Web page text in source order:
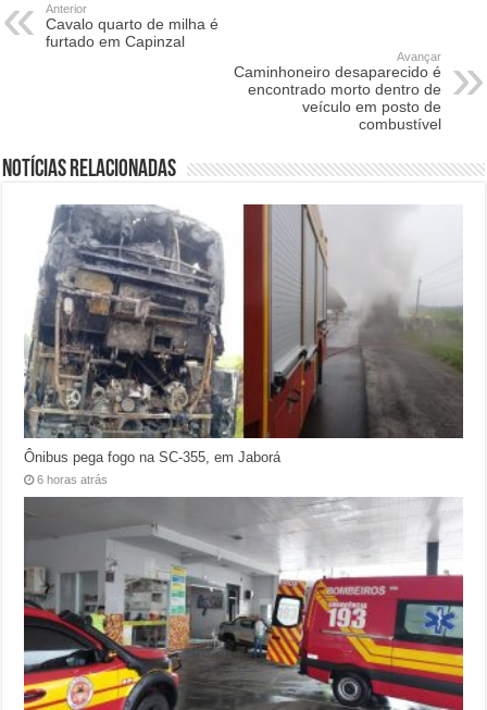
Anterior
Cavalo quarto de milha é
furtado em Capinzal
Avançar
Caminhoneiro desaparecido é
encontrado morto dentro de
veículo em posto de
combustível
Notícias relacionadas
Ônibus pega fogo na SC-355, em Jaborá
6 horas atrás